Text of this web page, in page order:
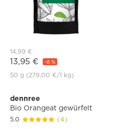
14,99 €
13,95 € -6 %
50 g (279,00 €/1 kg)
dennree
Bio Orangeat gewürfelt
5.0 (4)